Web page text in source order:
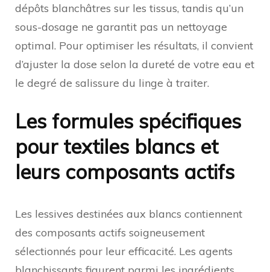
dépôts blanchâtres sur les tissus, tandis qu’un
sous-dosage ne garantit pas un nettoyage
optimal. Pour optimiser les résultats, il convient
d’ajuster la dose selon la dureté de votre eau et
le degré de salissure du linge à traiter.
Les formules spécifiques
pour textiles blancs et
leurs composants actifs
Les lessives destinées aux blancs contiennent
des composants actifs soigneusement
sélectionnés pour leur efficacité. Les agents